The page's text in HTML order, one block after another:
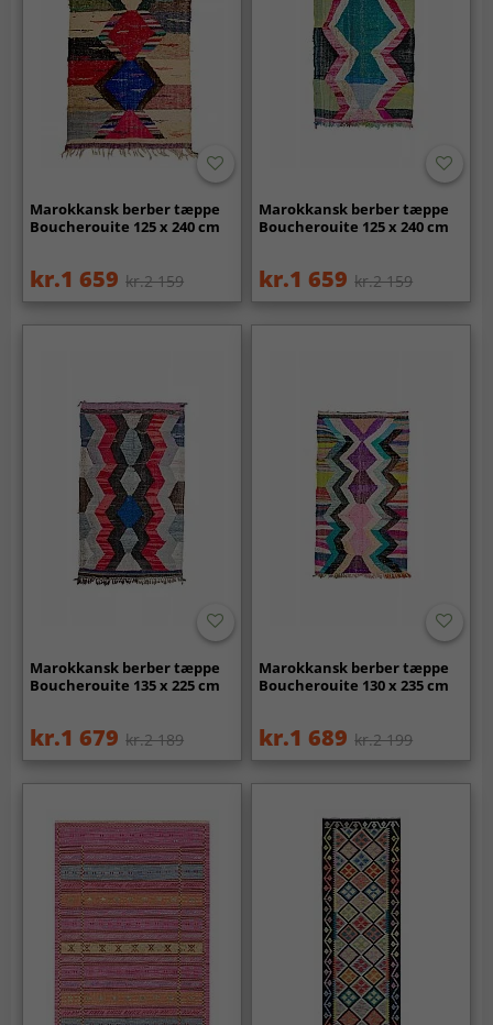
Marokkansk berber tæppe
Boucherouite 125 x 240 cm
kr.1 659 kr.2 159
Marokkansk berber tæppe
Boucherouite 125 x 240 cm
kr.1 659 kr.2 159
Marokkansk berber tæppe
Boucherouite 135 x 225 cm
kr.1 679 kr.2 189
Marokkansk berber tæppe
Boucherouite 130 x 235 cm
kr.1 689 kr.2 199